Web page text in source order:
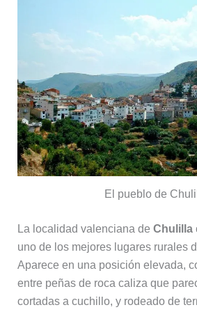
El pueblo de
La localidad valenciana de Chulilla
uno de los mejores lugares rurales
Aparece en una posición elevada,
entre peñas de roca caliza que
cortadas a cuchillo, y rodeado de